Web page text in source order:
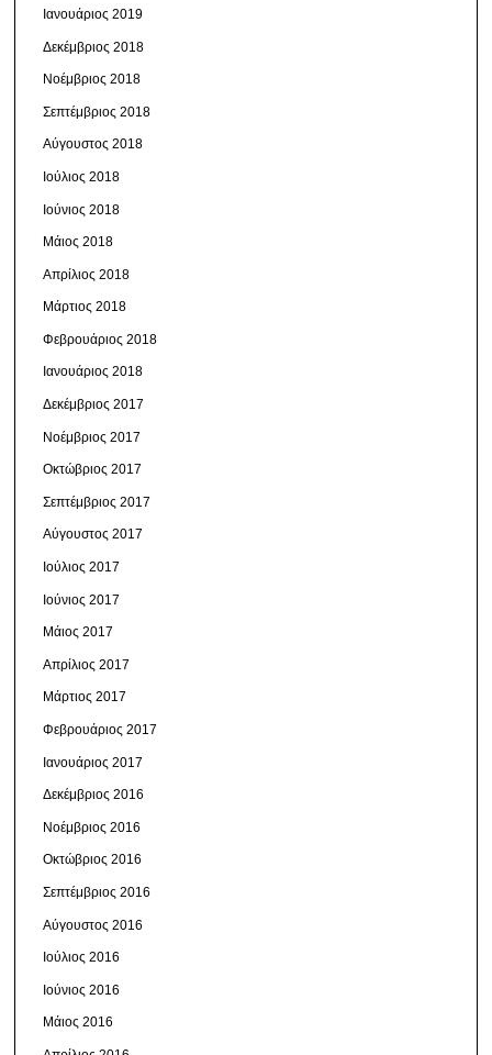
Ιανουάριος 2019
Δεκέμβριος 2018
Νοέμβριος 2018
Σεπτέμβριος 2018
Αύγουστος 2018
Ιούλιος 2018
Ιούνιος 2018
Μάιος 2018
Απρίλιος 2018
Μάρτιος 2018
Φεβρουάριος 2018
Ιανουάριος 2018
Δεκέμβριος 2017
Νοέμβριος 2017
Οκτώβριος 2017
Σεπτέμβριος 2017
Αύγουστος 2017
Ιούλιος 2017
Ιούνιος 2017
Μάιος 2017
Απρίλιος 2017
Μάρτιος 2017
Φεβρουάριος 2017
Ιανουάριος 2017
Δεκέμβριος 2016
Νοέμβριος 2016
Οκτώβριος 2016
Σεπτέμβριος 2016
Αύγουστος 2016
Ιούλιος 2016
Ιούνιος 2016
Μάιος 2016